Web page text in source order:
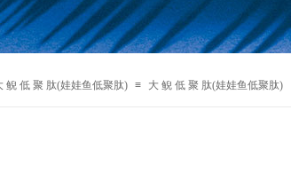
鲵 低 聚 肽(娃娃鱼低聚肽) ≡ 大 鲵 低 聚 肽(娃娃鱼低聚肽)